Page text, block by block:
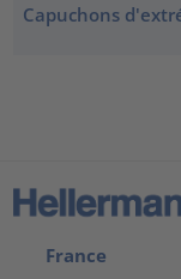
Capuchons
France